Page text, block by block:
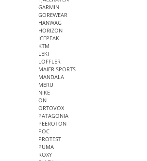
GARMIN
GOREWEAR
HANWAG
HORIZON
ICEPEAK
KTM
LEKI
LÖFFLER
MAIER SPORTS
MANDALA
MERU
NIKE
ON
ORTOVOX
PATAGONIA
PEEROTON
POC
PROTEST
PUMA
ROXY